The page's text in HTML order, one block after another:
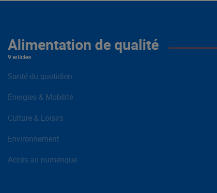
Alimentation de qualité
9 articles
Santé du quotidien
Énergies & Mobilité
Culture & Loisirs
Environnement
Accès au numérique